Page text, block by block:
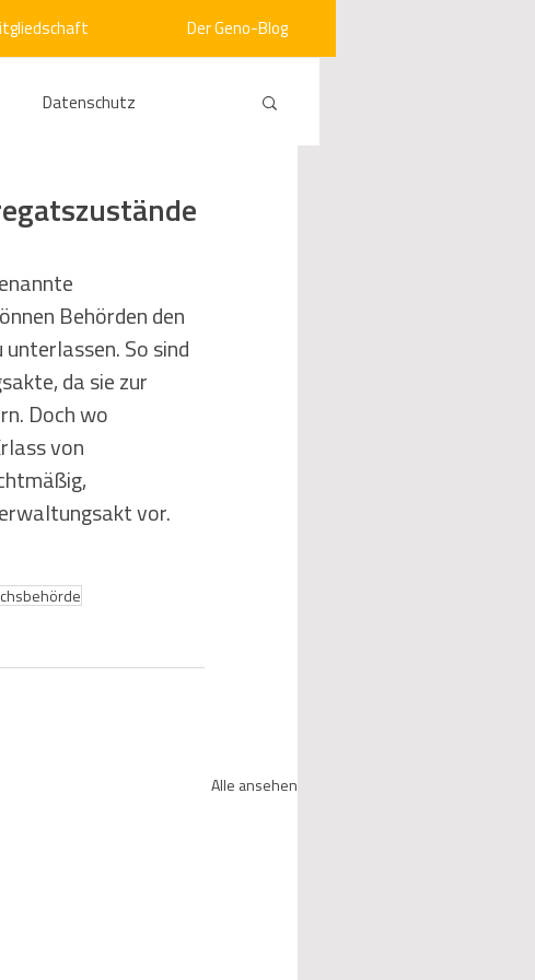
Der Geno-Blog
Datenschutz
Kommunen
Allgemein
Behörden den
So sind
da sie zur
Doch wo
von
vor.
Alle ansehen